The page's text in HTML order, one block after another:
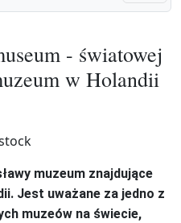
- światowej
w Holandii
muzeum znajdujące
Jest uważane za jedno z
muzeów na świecie,